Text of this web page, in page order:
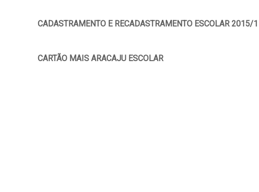
CADASTRAMENTO E RECADASTRAMENTO ESCOLAR 2015/1
CARTÃO MAIS ARACAJU ESCOLAR